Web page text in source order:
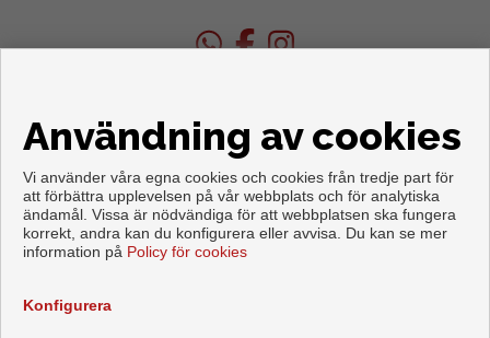
Copyright © 2026. Med alla rättigheter förbehållna.
Juridisk information |Personuppgiftspolicy
Användning av cookies
Vi använder våra egna cookies och cookies från tredje part för
att förbättra upplevelsen på vår webbplats och för analytiska
ändamål. Vissa är nödvändiga för att webbplatsen ska fungera
korrekt, andra kan du konfigurera eller avvisa. Du kan se mer
information på Policy för cookies
Konfigurera